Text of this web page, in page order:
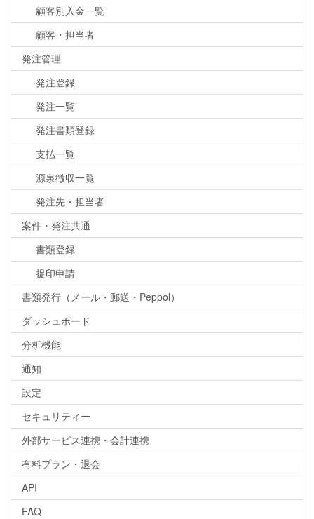
顧客別入金一覧
顧客・担当者
発注管理
発注登録
発注一覧
発注書類登録
支払一覧
源泉徴収一覧
発注先・担当者
案件・発注共通
書類登録
捉印申請
書類発行（メール・郵送・Peppol）
ダッシュボード
分析機能
通知
設定
セキュリティー
外部サービス連携・会計連携
有料プラン・退会
API
FAQ